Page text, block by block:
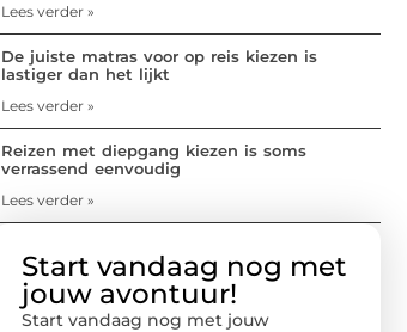
Lees verder »
De juiste matras voor op reis kiezen is
lastiger dan het lijkt
Lees verder »
Reizen met diepgang kiezen is soms
verrassend eenvoudig
Lees verder »
Start vandaag nog met
jouw avontuur!
Start vandaag nog met jouw